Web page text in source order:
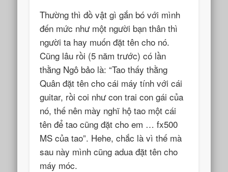
Thường thì đồ vật gì gắn bó với mình
đến mức như một người bạn thân thì
người ta hay muốn đặt tên cho nó.
Cũng lâu rồi (5 năm trước) có lần
thằng Ngô bảo là: “Tao thấy thằng
Quân đặt tên cho cái máy tính với cái
guitar, rồi coi như con trai con gái của
nó, thế nên mày nghĩ hộ tao một cái
tên để tao cũng đặt cho em … fx500
MS của tao”. Hehe, chắc là vì thế mà
sau này mình cũng adua đặt tên cho
máy móc.